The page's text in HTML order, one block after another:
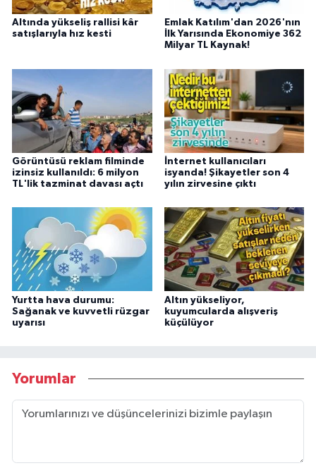
Altında yükseliş rallisi kâr
satışlarıyla hız kesti
Emlak Katılım'dan 2026'nın
İlk Yarısında Ekonomiye 362
Milyar TL Kaynak!
Görüntüsü reklam filminde
izinsiz kullanıldı: 6 milyon
TL'lik tazminat davası açtı
İnternet kullanıcıları
isyanda! Şikayetler son 4
yılın zirvesine çıktı
Yurtta hava durumu:
Sağanak ve kuvvetli rüzgar
uyarısı
Altın yükseliyor,
kuyumcularda alışveriş
küçülüyor
Yorumlar